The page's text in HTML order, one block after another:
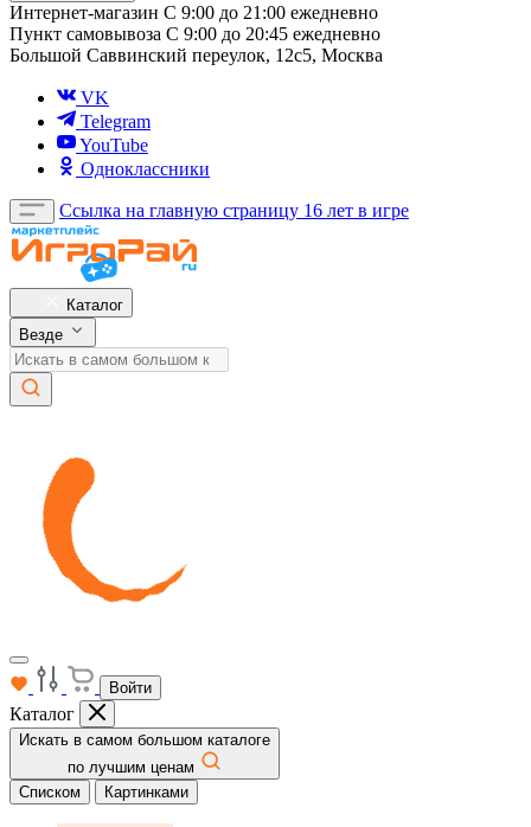
Интернет-магазин С 9:00 до 21:00 ежедневно
Пункт самовывоза С 9:00 до 20:45 ежедневно
Большой Саввинский переулок, 12с5, Москва
VK
Telegram
YouTube
Одноклассники
Ссылка на главную страницу 16 лет в игре
Каталог
Везде
Войти
Каталог
Искать в самом большом каталоге
по лучшим ценам
Списком
Картинками